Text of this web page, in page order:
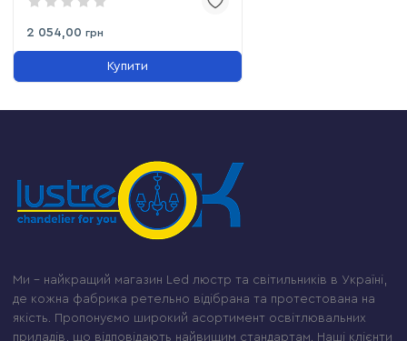
2 054,00 грн
Купити
Ми – найкращий магазин Led люстр та світильників в Україні,
де кожна фабрика ретельно відібрана та протестована на
якість. Пропонуємо широкий асортимент освітлювальних
приладів, що відповідають найвищим стандартам. Наші клієнти